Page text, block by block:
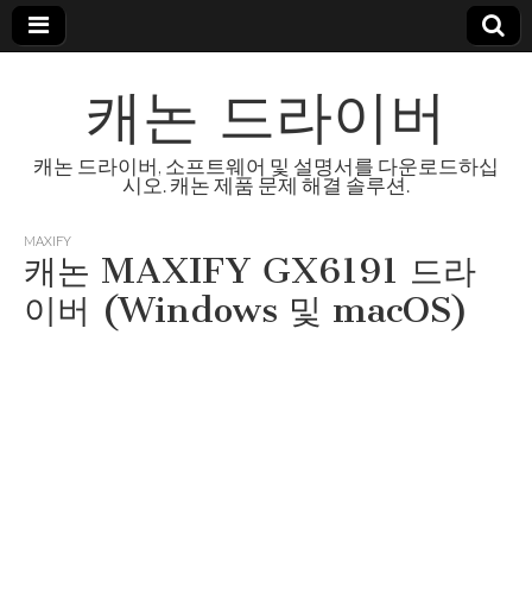
캐논 드라이버
캐논 드라이버, 소프트웨어 및 설명서를 다운로드하십
시오. 캐논 제품 문제 해결 솔루션.
MAXIFY
캐논 MAXIFY GX6191 드라
이버 (Windows 및 macOS)